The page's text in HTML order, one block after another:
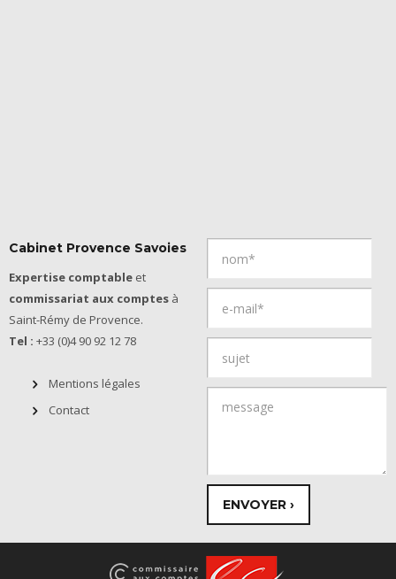
Cabinet Provence Savoies
Expertise comptable et
commissariat aux comptes à
Saint-Rémy de Provence.
Tel : +33 (0)4 90 92 12 78
Mentions légales
Contact